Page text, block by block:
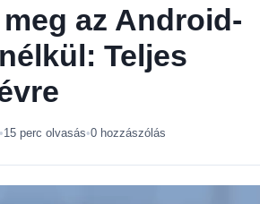
az Android-
Teljes
•15 perc olvasás•0 hozzászólás